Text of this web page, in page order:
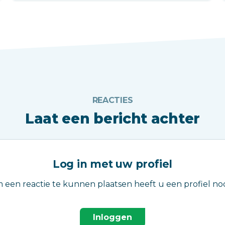
REACTIES
Laat een bericht achter
Log in met uw profiel
een reactie te kunnen plaatsen heeft u een profiel
Inloggen